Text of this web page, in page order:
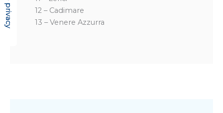
12 – Cadimare
13 – Venere Azzurra